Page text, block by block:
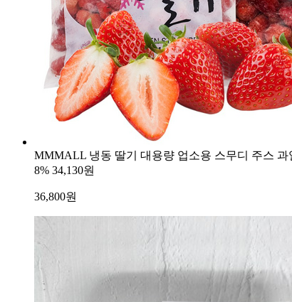
MMMALL 냉동 딸기 대용량 업소용 스무디 주스 과
8% 34,130원
36,800원